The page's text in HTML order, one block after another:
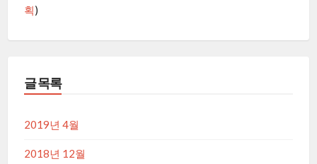
획)
글 목록
2019년 4월
2018년 12월